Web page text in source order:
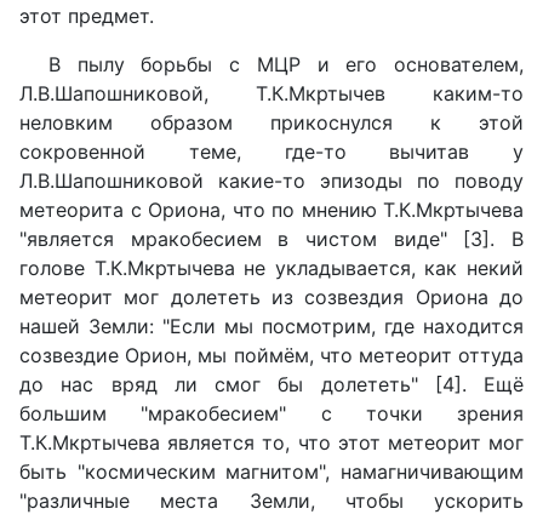
этот предмет.
В пылу борьбы с МЦР и его основателем,
Л.В.Шапошниковой, Т.К.Мкртычев каким-то
неловким образом прикоснулся к этой
сокровенной теме, где-то вычитав у
Л.В.Шапошниковой какие-то эпизоды по поводу
метеорита с Ориона, что по мнению Т.К.Мкртычева
"является мракобесием в чистом виде" [3]. В
голове Т.К.Мкртычева не укладывается, как некий
метеорит мог долететь из созвездия Ориона до
нашей Земли: "Если мы посмотрим, где находится
созвездие Орион, мы поймём, что метеорит оттуда
до нас вряд ли смог бы долететь" [4]. Ещё
большим "мракобесием" с точки зрения
Т.К.Мкртычева является то, что этот метеорит мог
быть "космическим магнитом", намагничивающим
"различные места Земли, чтобы ускорить